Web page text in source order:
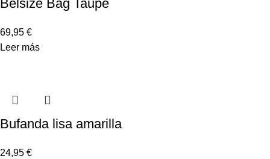
Belsize Bag Taupe
69,95 €
Leer más
Bufanda lisa amarilla
24,95 €